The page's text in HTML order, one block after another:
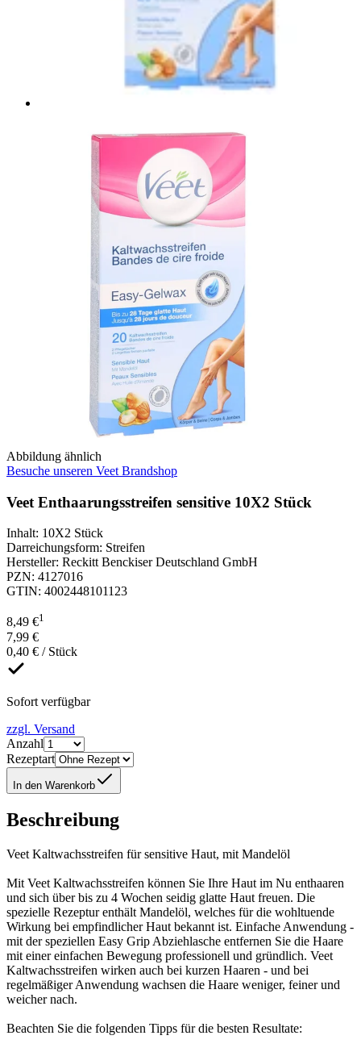
Abbildung ähnlich
Besuche unseren Veet Brandshop
Veet Enthaarungsstreifen sensitive 10X2 Stück
Inhalt: 10X2 Stück
Darreichungsform: Streifen
Hersteller: Reckitt Benckiser Deutschland GmbH
PZN: 4127016
GTIN: 4002448101123
8,49 €1
7,99 €
0,40 € / Stück
Sofort verfügbar
zzgl. Versand
Anzahl
Rezeptart
In den Warenkorb
Beschreibung
Veet Kaltwachsstreifen für sensitive Haut, mit Mandelöl
Mit Veet Kaltwachsstreifen können Sie Ihre Haut im Nu enthaaren
und sich über bis zu 4 Wochen seidig glatte Haut freuen. Die
spezielle Rezeptur enthält Mandelöl, welches für die wohltuende
Wirkung bei empfindlicher Haut bekannt ist. Einfache Anwendung -
mit der speziellen Easy Grip Abziehlasche entfernen Sie die Haare
mit einer einfachen Bewegung professionell und gründlich. Veet
Kaltwachsstreifen wirken auch bei kurzen Haaren - und bei
regelmäßiger Anwendung wachsen die Haare weniger, feiner und
weicher nach.
Beachten Sie die folgenden Tipps für die besten Resultate: